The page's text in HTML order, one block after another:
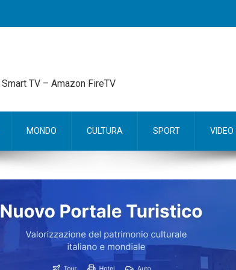
TV – Amazon FireTV
MONDO CULTURA SPORT VIDEO